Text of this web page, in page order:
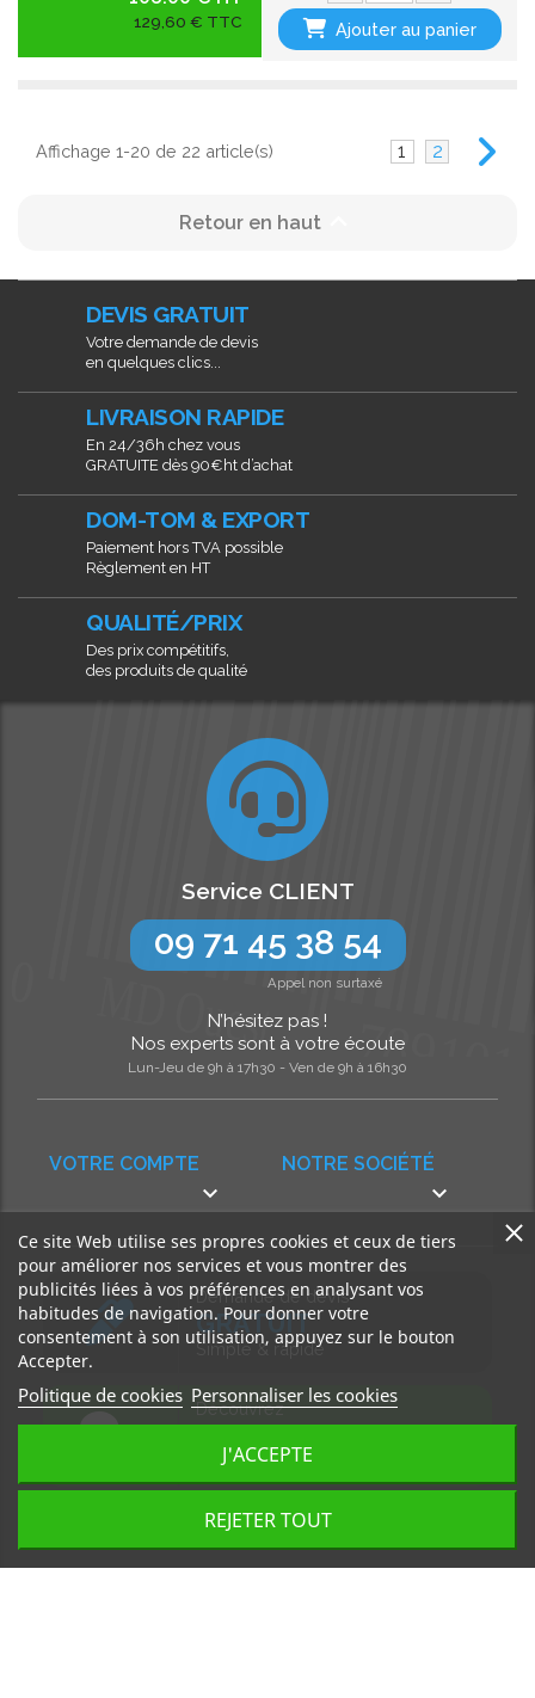
129,60 € TTC Ajouter au panier
Affichage 1-20 de 22 article(s) 1 2
Retour en haut
DEVIS GRATUIT
Votre demande de devis
en quelques clics...
LIVRAISON RAPIDE
En 24/36h chez vous
GRATUITE dès 90€ht d’achat
DOM-TOM & EXPORT
Paiement hors TVA possible
Règlement en HT
QUALITÉ/PRIX
Des prix compétitifs,
des produits de qualité
NOTRE SOCIÉTÉ

VOTRE COMPTE

Service CLIENT
09 71 45 38 54
Appel non surtaxé
N’hésitez pas !
Nos experts sont à votre écoute
Lun-Jeu de 9h à 17h30 - Ven de 9h à 16h30
Demande de devis
GRATUIT
Simple & rapide
Découvrez
Accédez à nos articles
Ce site Web utilise ses propres cookies et ceux de tiers
pour améliorer nos services et vous montrer des
publicités liées à vos préférences en analysant vos
habitudes de navigation. Pour donner votre
consentement à son utilisation, appuyez sur le bouton
Accepter.
Politique de cookies Personnaliser les cookies
REJETER TOUT
J'ACCEPTE
Tous droits réservés, MD Ouest © 2026